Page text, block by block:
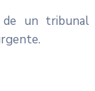
de un tribunal